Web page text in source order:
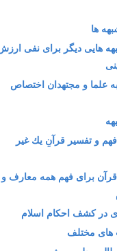
ها
هایى دیگر براى نفى
به علما و مجتهدان اختصاص
و تفسیر قرآنِ یك غیر
قرآن براى فهم همه معارف و
در كشف احكام اسلام
هاى مختلف